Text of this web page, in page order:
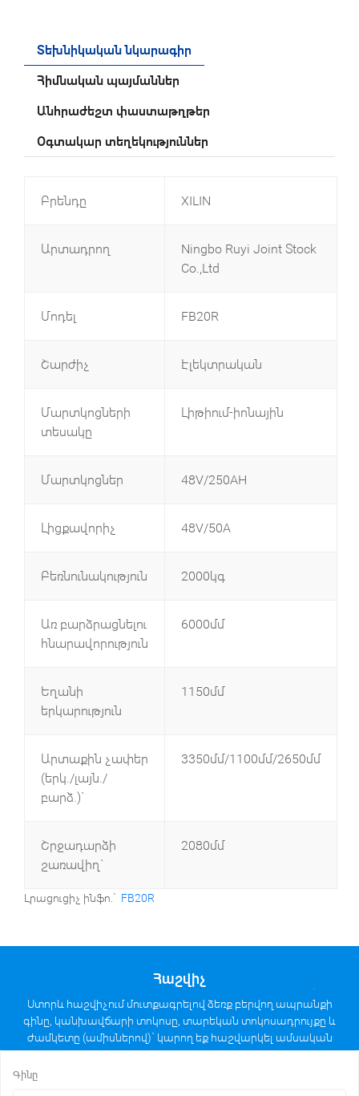
Տեխնիկական նկարագիր
Հիմնական պայմաններ
Անհրաժեշտ փաստաթղթեր
Օգտակար տեղեկություններ
Բրենդը XILIN
Արտադրող
Ningbo Ruyi Joint Stock
Co.,Ltd
Մոդել FB20R
Շարժիչ Էլեկտրական
Մարտկոցների
տեսակը
Լիթիում-իոնային
Մարտկոցներ 48V/250AH
Լիցքավորիչ 48V/50A
Բեռնունակություն 2000կգ
Առ բարձրացնելու
հնարավորություն
6000մմ
Եղանի
երկարություն
1150մմ
Արտաքին չափեր
(երկ./լայն./
բարձ.)`
3350մմ/1100մմ/2650մմ
Շրջադարձի
շառավիղ`
2080մմ
Լրացուցիչ ինֆո.` FB20R
Հաշվիչ
Ստորև հաշվիչում մուտքագրելով ձեռք բերվող ապրանքի
գինը, կանխավճարի տոկոսը, տարեկան տոկոսադրույքը և
ժամկետը (ամիսներով)` կարող եք հաշվարկել ամսական
մարումների մեծությունը անուիտետային հաշվարկի
Գինը